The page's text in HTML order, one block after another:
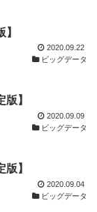
2020.09.22
ビッグデータ
】
2020.09.09
ビッグデータ
】
2020.09.04
ビッグデータ